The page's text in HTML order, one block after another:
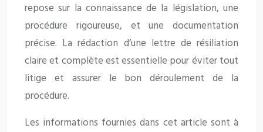
repose sur la connaissance de la législation, une
procédure rigoureuse, et une documentation
précise. La rédaction d’une lettre de résiliation
claire et complète est essentielle pour éviter tout
litige et assurer le bon déroulement de la
procédure.
Les informations fournies dans cet article sont à